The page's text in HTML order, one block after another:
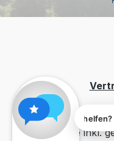
Alle Preise inkl.
& FENSTER" helfen?